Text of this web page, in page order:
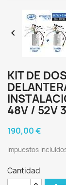

KIT DE
48V / 52V
190,00 €
Impuestos
Cantidad